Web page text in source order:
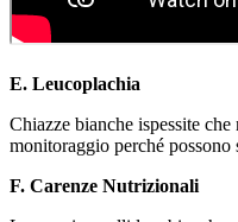
E. Leucoplachia
Chiazze bianche ispessite
monitoraggio perché possono
F. Carenze Nutrizionali